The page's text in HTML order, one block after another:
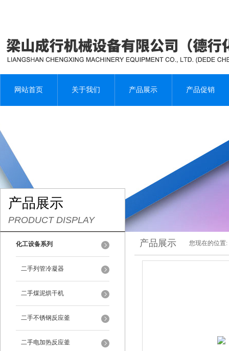
网站首页 关于我们 产品展示 产品促销
产品展示
PRODUCT DISPLAY
化工设备系列
二手列管冷凝器
二手煤泥烘干机
二手不锈钢反应釜
二手电加热反应釜
产品展示 您现在的位置: